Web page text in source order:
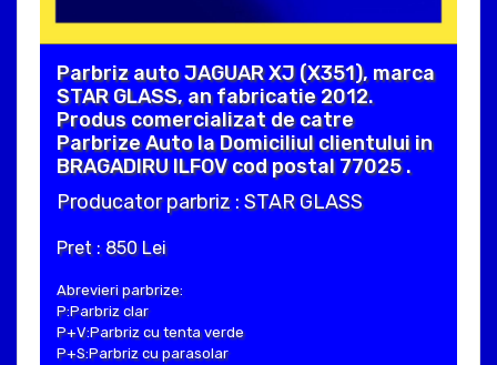
Parbriz auto JAGUAR XJ (X351), marca
STAR GLASS, an fabricatie 2012.
Produs comercializat de catre
Parbrize Auto la Domiciliul clientului in
BRAGADIRU ILFOV cod postal 77025 .
Producator parbriz : STAR GLASS
Pret : 850 Lei
Abrevieri parbrize:
P:Parbriz clar
P+V:Parbriz cu tenta verde
P+S:Parbriz cu parasolar